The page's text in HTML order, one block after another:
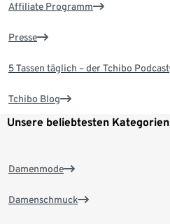
Affiliate Programm
Presse
5 Tassen täglich – der Tchibo Podcast
Tchibo Blog
Unsere beliebtesten Kategorien
Damenmode
Damenschmuck